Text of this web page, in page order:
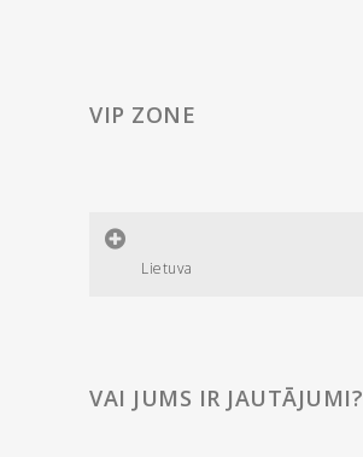
VIP ZONE
Lietuva
VAI JUMS IR JAUTĀJUMI?